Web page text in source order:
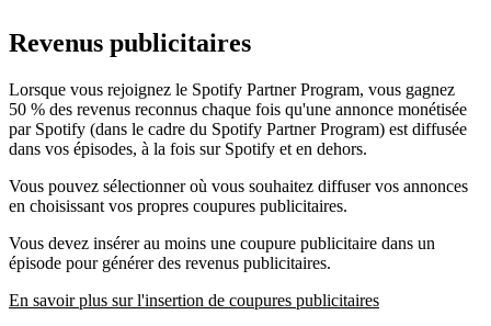
Revenus publicitaires
Lorsque vous rejoignez le Spotify Partner Program, vous gagnez
50 % des revenus reconnus chaque fois qu'une annonce monétisée
par Spotify (dans le cadre du Spotify Partner Program) est diffusée
dans vos épisodes, à la fois sur Spotify et en dehors.
Vous pouvez sélectionner où vous souhaitez diffuser vos annonces
en choisissant vos propres coupures publicitaires.
Vous devez insérer au moins une coupure publicitaire dans un
épisode pour générer des revenus publicitaires.
En savoir plus sur l'insertion de coupures publicitaires